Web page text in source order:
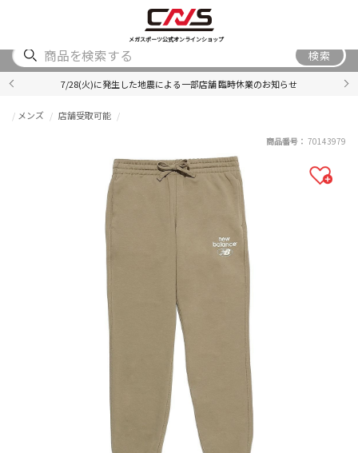
メガスポーツ公式オンラインショップ
ACCESSORY
検索
7/28(火)に発生した地震による一部店舗 臨時休業のお知らせ
メンズ 店舗受取可能
商品番号： 70143979